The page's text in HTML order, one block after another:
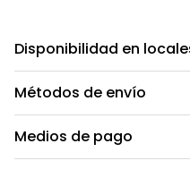
Disponibilidad en
Métodos de envío
Medios de pago